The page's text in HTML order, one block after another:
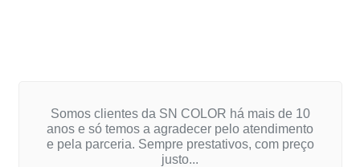
Somos clientes da SN COLOR há mais de 10
anos e só temos a agradecer pelo atendimento
e pela parceria. Sempre prestativos, com preço
justo...